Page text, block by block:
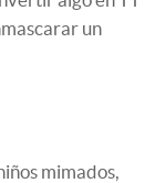
un
mimados,